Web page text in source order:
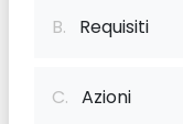
B. Requisiti
C. Azioni